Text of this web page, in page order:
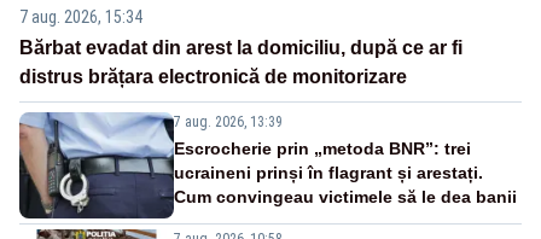
7 aug. 2026, 15:34
Bărbat evadat din arest la domiciliu, după ce ar fi
distrus brățara electronică de monitorizare
7 aug. 2026, 13:39
Escrocherie prin „metoda BNR”: trei
ucraineni prinși în flagrant și arestați.
Cum convingeau victimele să le dea banii